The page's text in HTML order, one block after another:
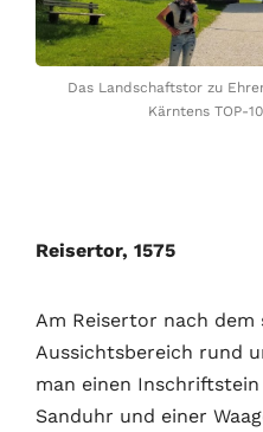
Das Landschaftstor zu
Kärntens TOP-
Reisertor, 1575
Am Reisertor nach dem
Aussichtsbereich rund
man einen
Sanduhr und einer